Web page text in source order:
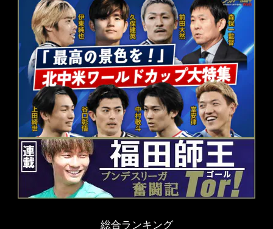
総合ランキング